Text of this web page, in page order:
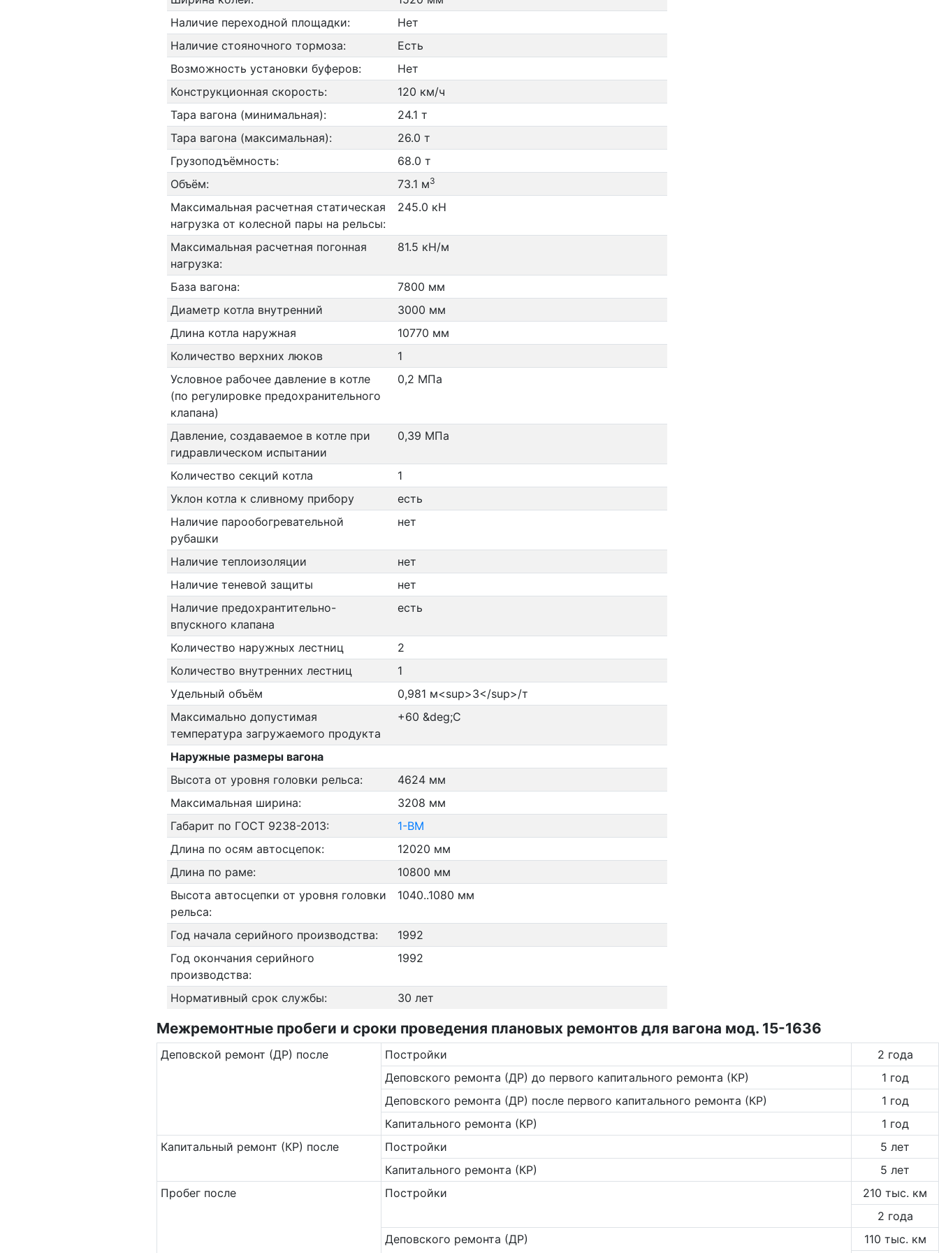
Наличие переходной площадки:
Нет
Наличие стояночного тормоза:
Есть
Возможность установки буферов:
Нет
Конструкционная скорость:
120 км/ч
Тара вагона (минимальная):
24.1 т
Тара вагона (максимальная):
26.0 т
Грузоподъёмность:
68.0 т
Объём:
73.1 м3
Максимальная расчетная статическая
нагрузка от колесной пары на рельсы:
245.0 кН
Максимальная расчетная погонная
нагрузка:
81.5 кН/м
База вагона:
7800 мм
Диаметр котла внутренний
3000 мм
Длина котла наружная
10770 мм
Количество верхних люков
1
Условное рабочее давление в котле
(по регулировке предохранительного
клапана)
0,2 МПа
Давление, создаваемое в котле при
гидравлическом испытании
0,39 МПа
Количество секций котла
1
Уклон котла к сливному прибору
есть
Наличие парообогревательной
рубашки
нет
Наличие теплоизоляции
нет
Наличие теневой защиты
нет
Наличие предохрантительно-
впускного клапана
есть
Количество наружных лестниц
2
Количество внутренних лестниц
1
Удельный объём
0,981 м<sup>3</sup>/т
Максимально допустимая
температура загружаемого продукта
+60 &deg;C
Наружные размеры вагона
Высота от уровня головки рельса:
4624 мм
Максимальная ширина:
3208 мм
Габарит по ГОСТ 9238-2013:
1-ВМ
Длина по осям автосцепок:
12020 мм
Длина по раме:
10800 мм
Высота автосцепки от уровня головки
рельса:
1040..1080 мм
Год начала серийного производства:
1992
Год окончания серийного
производства:
1992
Нормативный срок службы: 30 лет
Межремонтные пробеги и сроки проведения плановых ремонтов для вагона мод. 15-1636
Де­повс­кой ремонт (ДР) после Постройки
2 года
Деповского ремонта (ДР) до первого капитального ремонта (КР)
1 год
Деповского ремонта (ДР) после первого капитального ремонта (КР)
1 год
Капитального ремонта (КР)
1 год
Ка­пи­таль­ный ремонт (КР) после
Постройки
5 лет
Капитального ремонта (КР)
5 лет
Пробег после
Постройки
210 тыс. км
2 года
Деповского ремонта (ДР)
110 тыс. км